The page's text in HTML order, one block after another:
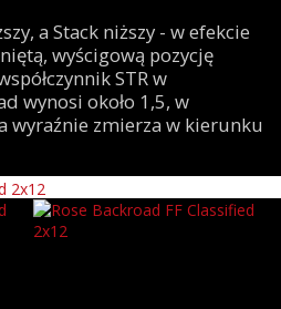
a Stack niższy - w efekcie
wyścigową pozycję
STR w
wynosi około 1,5, w
wyraźnie zmierza w kierunku